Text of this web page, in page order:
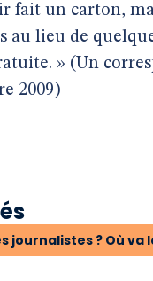
fait un carton,
au lieu de
» (Un
2009)
journalistes ? Où va